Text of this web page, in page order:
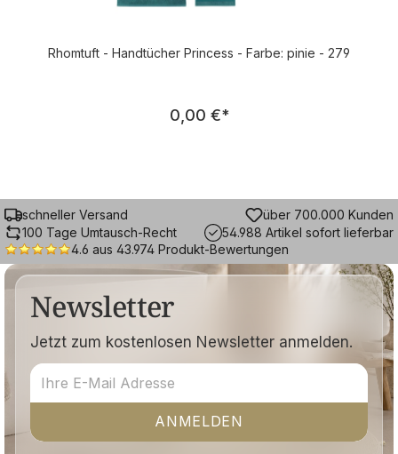
Rhomtuft - Handtücher Princess - Farbe: pinie - 279
Regulärer Preis:
0,00 €*
schneller Versand
über 700.000 Kunden
100 Tage Umtausch-Recht
54.988 Artikel sofort lieferbar
4.6 aus 43.974 Produkt-Bewertungen
Newsletter
Jetzt zum kostenlosen Newsletter anmelden.
ANMELDEN